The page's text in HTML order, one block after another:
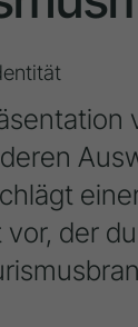
der